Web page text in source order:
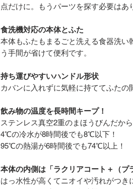
点だけに。もうパーツを探す必要はあ
食洗機対応の本体とふた
本体もふたもまるごと洗える食器洗
う手間が省けて便利です。
持ち運びやすいハンドル形状
カバンに入れずに気軽に持ててふたの
飲み物の温度を長時間キープ！
ステンレス真空2重のまほうびんだか
4℃の冷水が8時間後でも8℃以下！
95℃の熱湯が6時間後でも74℃以上！
本体の内側は「ラクリアコート＋（プ
はっ水性が高くてニオイや汚れがつき